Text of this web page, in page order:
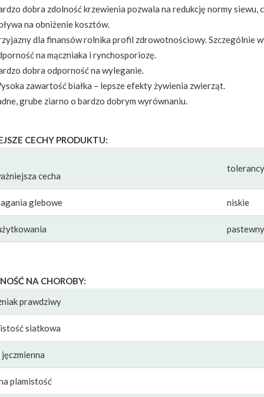
dobra zdolność krzewienia pozwala na redukcję normy siewu,
na obniżenie kosztów.
dla finansów rolnika profil zdrowotnościowy. Szczególnie
na mączniaka i rynchosporiozę.
dobra odporność na wyleganie.
zawartość białka – lepsze efekty żywienia zwierząt.
grube ziarno o bardzo dobrym wyrównaniu.
CECHY PRODUKTU:
cecha
glebowe niskie
pastewny
NA CHOROBY:
prawdziwy
siatkowa
jęczmienna
plamistość